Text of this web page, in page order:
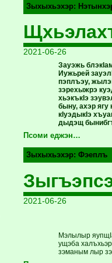
Зыхыхьэхэр:
2021-06-26
Зауэжь
Иужьрей
пэплъэу,
зэрехыжрэ
хьэкъкIэ
быну, ахэр
кIуэдыкIэ
дыдэщ
Псоми еджэн…
Зыхыхьэхэр: Фэеплъ
2021-06-26
Мэлылыр
ущэба
зэманым лыр